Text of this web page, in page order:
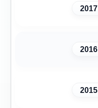
2017
2016
2015